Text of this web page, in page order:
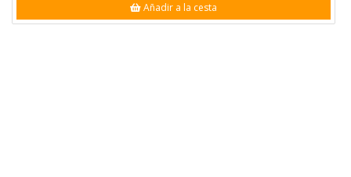
Añadir a la cesta